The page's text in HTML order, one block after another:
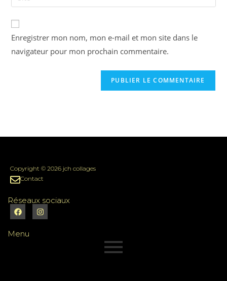
Enregistrer mon nom, mon e-mail et mon site dans le
navigateur pour mon prochain commentaire.
Copyright © 2026 jch collages
Contact
Réseaux sociaux
Menu